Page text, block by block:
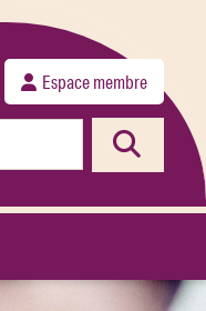
Espace membre